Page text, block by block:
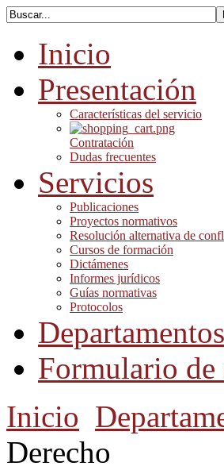
Inicio
Presentación
Características del servicio
Contratación
Dudas frecuentes
Servicios
Publicaciones
Proyectos normativos
Resolución alternativa de
Cursos de formación
Dictámenes
Informes jurídicos
Guías normativas
Protocolos
Departamentos
Formulario de
Inicio
Derecho